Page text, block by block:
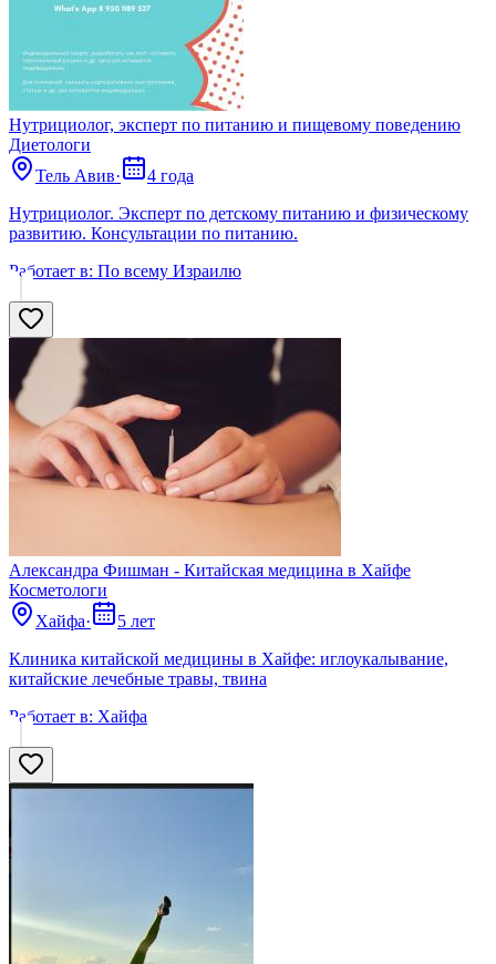
Нутрициолог, эксперт по питанию и пищевому поведению
Диетологи
Тель Авив·
4 года
Нутрициолог. Эксперт по детскому питанию и физическому
развитию. Консультации по питанию.
Работает в: По всему Израилю
Александра Фишман - Китайская медицина в Хайфе
Косметологи
Хайфа·
5 лет
Клиника китайской медицины в Хайфе: иглоукалывание,
китайские лечебные травы, твина
Работает в: Хайфа